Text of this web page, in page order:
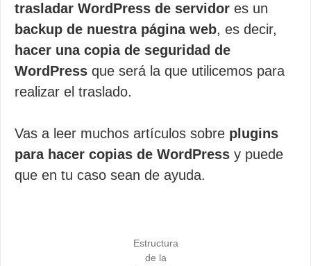
trasladar WordPress de servidor es un
backup de nuestra página web, es decir,
hacer una copia de seguridad de
WordPress que será la que utilicemos para
realizar el traslado.
Vas a leer muchos artículos sobre plugins
para hacer copias de WordPress y puede
que en tu caso sean de ayuda.
Estructura
de la